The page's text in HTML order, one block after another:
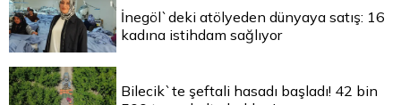
İnegöl`deki atölyeden dünyaya satış: 16
kadına istihdam sağlıyor
Bilecik`te şeftali hasadı başladı! 42 bin